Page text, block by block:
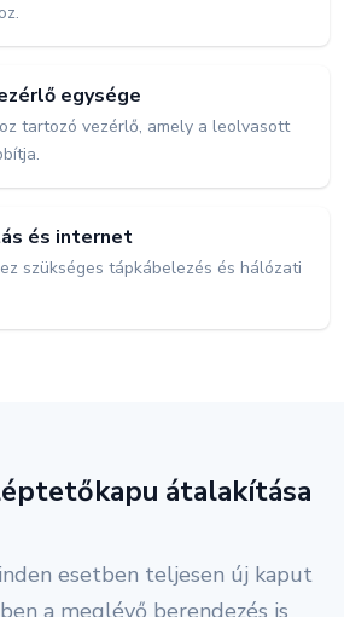
egysége
tartozó vezérlő, amely a leolvasott
és internet
szükséges tápkábelezés és hálózati
átalakítása
esetben teljesen új kaput
a meglévő berendezés is